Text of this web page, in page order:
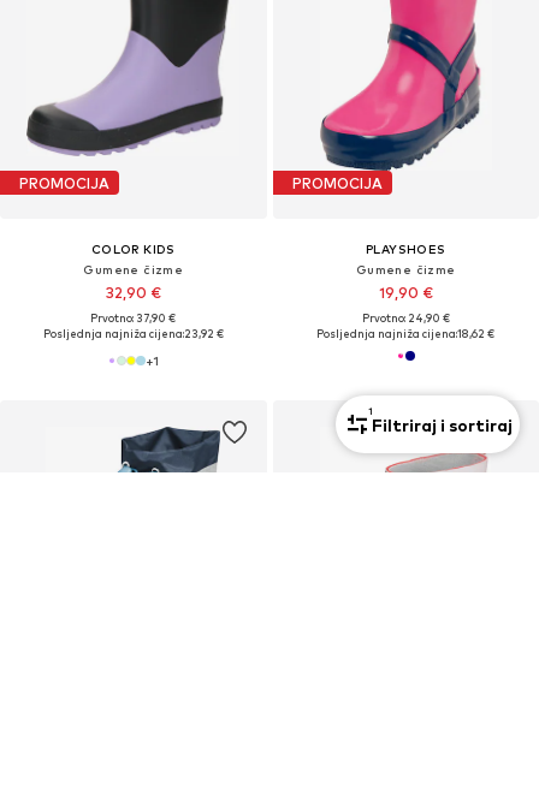
PROMOCIJA
COLOR KIDS
Gumene čizme
32,90 €
Prvotno: 37,90 €
Posljednja najniža cijena:23,92 €
+1
PROMOCIJA
PLAYSHOES
Gumene čizme
19,90 €
Prvotno: 24,90 €
Posljednja najniža cijena:18,62 €
1
Filtriraj i sortiraj